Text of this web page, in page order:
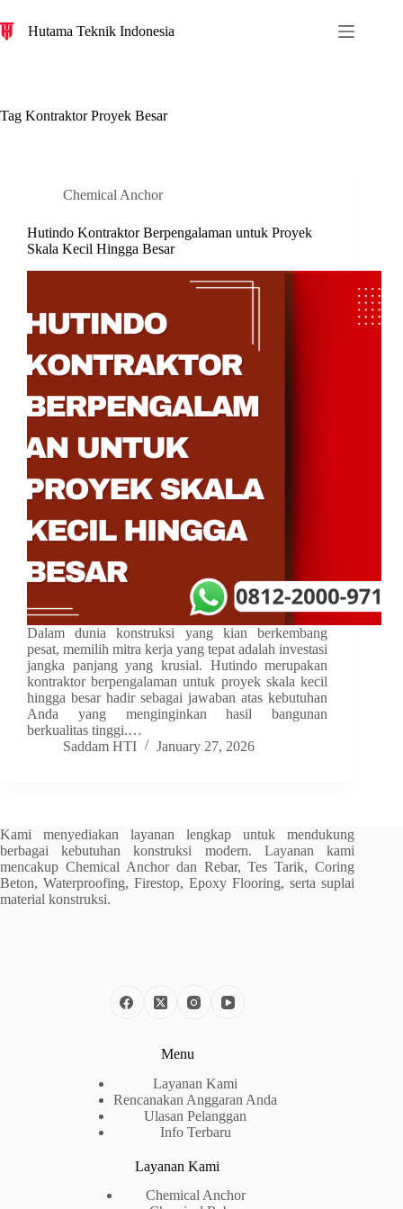
c
Hutama Teknik Indonesia
Tag Kontraktor Proyek Besar
Chemical Anchor
Hutindo Kontraktor Berpengalaman untuk Proyek
Skala Kecil Hingga Besar
Dalam dunia konstruksi yang kian berkembang
pesat, memilih mitra kerja yang tepat adalah investasi
jangka panjang yang krusial. Hutindo merupakan
kontraktor berpengalaman untuk proyek skala kecil
hingga besar hadir sebagai jawaban atas kebutuhan
Anda yang menginginkan hasil bangunan
berkualitas tinggi.…
Saddam HTI
January 27, 2026
Kami menyediakan layanan lengkap untuk mendukung
berbagai kebutuhan konstruksi modern. Layanan kami
mencakup Chemical Anchor dan Rebar, Tes Tarik, Coring
Beton, Waterproofing, Firestop, Epoxy Flooring, serta suplai
material konstruksi.
Menu
Layanan Kami
Rencanakan Anggaran Anda
Ulasan Pelanggan
Info Terbaru
Layanan Kami
Chemical Anchor